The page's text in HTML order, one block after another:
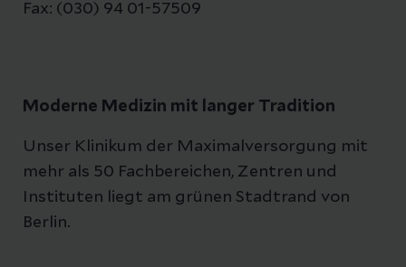
Fax: (030) 94 01-57509
Moderne Medizin mit langer Tradition
Unser Klinikum der Maximalversorgung mit
mehr als 50 Fachbereichen, Zentren und
Instituten liegt am grünen Stadtrand von
Berlin.